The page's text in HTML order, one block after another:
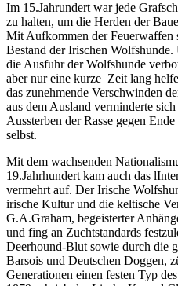
Im 15.Jahrundert war jede
zu halten, um die Herden der
Mit Aufkommen der Feuerwaffen
Bestand der Irischen
die Ausfuhr der Wolfshunde
aber nur eine kurze Zeit lang
das zunehmende Verschwinden
aus dem Ausland verminderte
Aussterben der Rasse gegen
selbst.
Mit dem wachsenden
19.Jahrhundert kam auch das
vermehrt auf. Der Irische
irische Kultur und die keltische
G.A.Graham, begeisterter
und fing an Zuchtstandards
Deerhound-Blut sowie durch die
Barsois und Deutschen Doggen,
Generationen einen festen Typ